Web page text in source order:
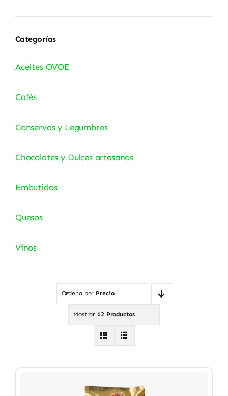
Categorías
Aceites OVOE
Cafés
Conservas y Legumbres
Chocolates y Dulces artesanos
Embutidos
Quesos
Vinos
Ordena por Precio
Mostrar 12 Productos